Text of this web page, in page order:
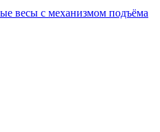
весы с механизмом подъёма